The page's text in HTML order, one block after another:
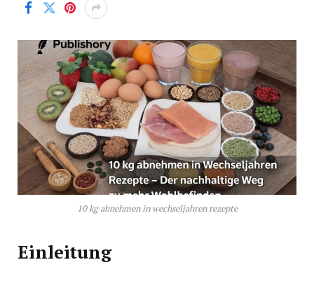
10 kg abnehmen in wechseljahren rezepte
Einleitung